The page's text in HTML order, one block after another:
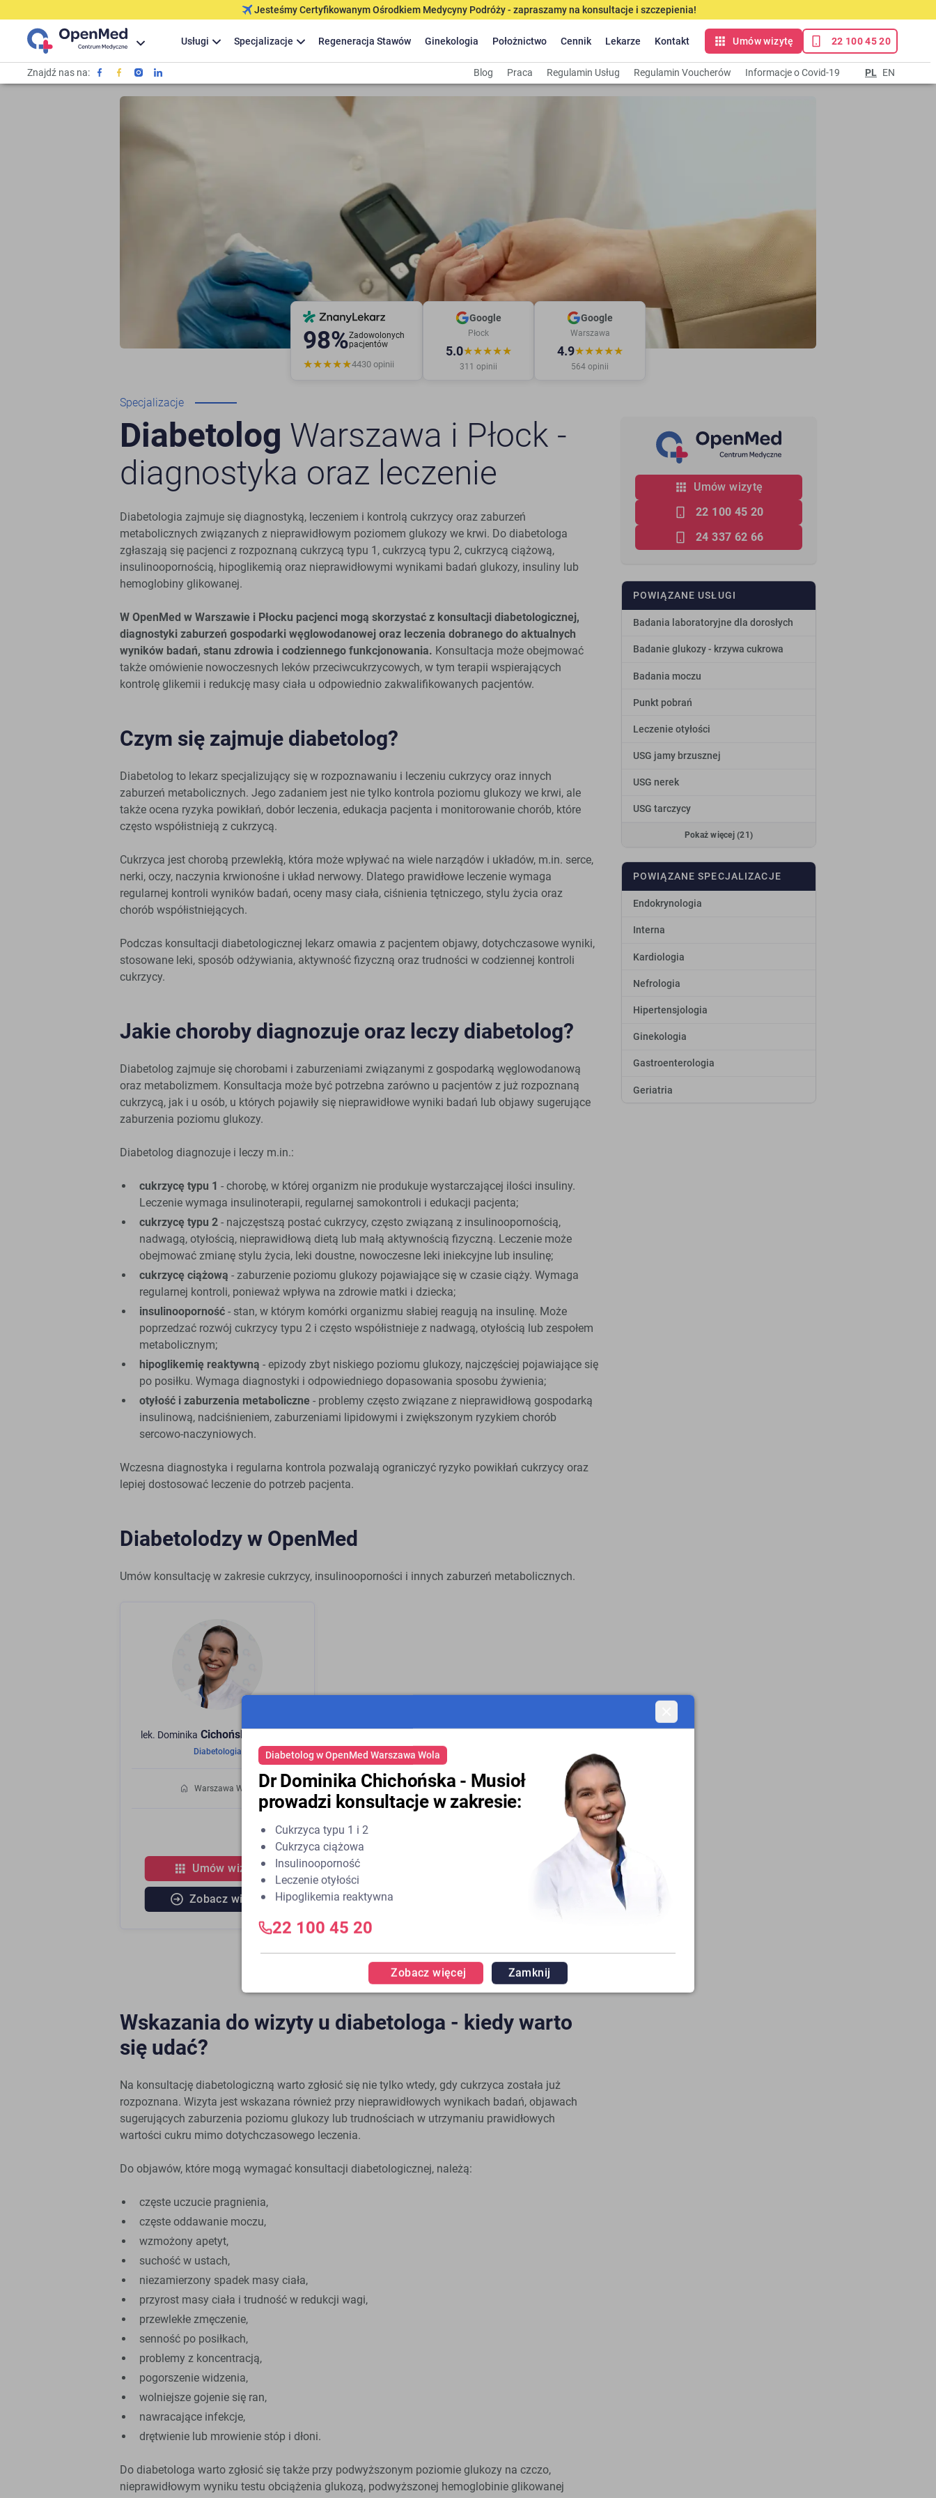
Jesteśmy Certyfikowanym Ośrodkiem Medycyny Podróży - zapraszamy na konsultacje i szczepienia!
Usługi Specjalizacje Regeneracja Stawów Ginekologia Położnictwo Cennik Lekarze Kontakt Umów wizytę 22 100 45 20
Znajdź nas na: Blog Praca Regulamin Usług Regulamin Voucherów Informacje o Covid-19 PL EN
98%Zadowolonych
pacjentów
★★★★★4430 opinii
Google
Płock
5.0★★★★★
311 opinii
Google
Warszawa
4.9★★★★★
564 opinii
Specjalizacje
Diabetolog Warszawa i Płock -
diagnostyka oraz leczenie
Diabetologia zajmuje się diagnostyką, leczeniem i kontrolą cukrzycy oraz zaburzeń
metabolicznych związanych z nieprawidłowym poziomem glukozy we krwi. Do diabetologa
zgłaszają się pacjenci z rozpoznaną cukrzycą typu 1, cukrzycą typu 2, cukrzycą ciążową,
insulinoopornością, hipoglikemią oraz nieprawidłowymi wynikami badań glukozy, insuliny lub
hemoglobiny glikowanej.
W OpenMed w Warszawie i Płocku pacjenci mogą skorzystać z konsultacji diabetologicznej,
diagnostyki zaburzeń gospodarki węglowodanowej oraz leczenia dobranego do aktualnych
wyników badań, stanu zdrowia i codziennego funkcjonowania. Konsultacja może obejmować
także omówienie nowoczesnych leków przeciwcukrzycowych, w tym terapii wspierających
kontrolę glikemii i redukcję masy ciała u odpowiednio zakwalifikowanych pacjentów.
Czym się zajmuje diabetolog?
Diabetolog to lekarz specjalizujący się w rozpoznawaniu i leczeniu cukrzycy oraz innych
zaburzeń metabolicznych. Jego zadaniem jest nie tylko kontrola poziomu glukozy we krwi, ale
także ocena ryzyka powikłań, dobór leczenia, edukacja pacjenta i monitorowanie chorób, które
często współistnieją z cukrzycą.
Cukrzyca jest chorobą przewlekłą, która może wpływać na wiele narządów i układów, m.in. serce,
nerki, oczy, naczynia krwionośne i układ nerwowy. Dlatego prawidłowe leczenie wymaga
regularnej kontroli wyników badań, oceny masy ciała, ciśnienia tętniczego, stylu życia oraz
chorób współistniejących.
Podczas konsultacji diabetologicznej lekarz omawia z pacjentem objawy, dotychczasowe wyniki,
stosowane leki, sposób odżywiania, aktywność fizyczną oraz trudności w codziennej kontroli
cukrzycy.
Jakie choroby diagnozuje oraz leczy diabetolog?
Diabetolog zajmuje się chorobami i zaburzeniami związanymi z gospodarką węglowodanową
oraz metabolizmem. Konsultacja może być potrzebna zarówno u pacjentów z już rozpoznaną
cukrzycą, jak i u osób, u których pojawiły się nieprawidłowe wyniki badań lub objawy sugerujące
zaburzenia poziomu glukozy.
Diabetolog diagnozuje i leczy m.in.:
cukrzycę typu 1 - chorobę, w której organizm nie produkuje wystarczającej ilości insuliny.
Leczenie wymaga insulinoterapii, regularnej samokontroli i edukacji pacjenta;
cukrzycę typu 2 - najczęstszą postać cukrzycy, często związaną z insulinoopornością,
nadwagą, otyłością, nieprawidłową dietą lub małą aktywnością fizyczną. Leczenie może
obejmować zmianę stylu życia, leki doustne, nowoczesne leki iniekcyjne lub insulinę;
cukrzycę ciążową - zaburzenie poziomu glukozy pojawiające się w czasie ciąży. Wymaga
regularnej kontroli, ponieważ wpływa na zdrowie matki i dziecka;
insulinooporność - stan, w którym komórki organizmu słabiej reagują na insulinę. Może
poprzedzać rozwój cukrzycy typu 2 i często współistnieje z nadwagą, otyłością lub zespołem
metabolicznym;
hipoglikemię reaktywną - epizody zbyt niskiego poziomu glukozy, najczęściej pojawiające się
po posiłku. Wymaga diagnostyki i odpowiedniego dopasowania sposobu żywienia;
otyłość i zaburzenia metaboliczne - problemy często związane z nieprawidłową gospodarką
insulinową, nadciśnieniem, zaburzeniami lipidowymi i zwiększonym ryzykiem chorób
sercowo-naczyniowych.
Wczesna diagnostyka i regularna kontrola pozwalają ograniczyć ryzyko powikłań cukrzycy oraz
lepiej dostosować leczenie do potrzeb pacjenta.
Diabetolodzy w OpenMed
Umów konsultację w zakresie cukrzycy, insulinooporności i innych zaburzeń metabolicznych.
lek. Dominika Cichońska-
Diabetologia
Warszawa Wola
Umów wizytę
Zobacz więcej
Wszyscy lekarze
Wskazania do wizyty u diabetologa - kiedy warto
się udać?
Na konsultację diabetologiczną warto zgłosić się nie tylko wtedy, gdy cukrzyca została już
rozpoznana. Wizyta jest wskazana również przy nieprawidłowych wynikach badań, objawach
sugerujących zaburzenia poziomu glukozy lub trudnościach w utrzymaniu prawidłowych
wartości cukru mimo dotychczasowego leczenia.
Do objawów, które mogą wymagać konsultacji diabetologicznej, należą:
częste uczucie pragnienia,
częste oddawanie moczu,
wzmożony apetyt,
suchość w ustach,
niezamierzony spadek masy ciała,
przyrost masy ciała i trudność w redukcji wagi,
przewlekłe zmęczenie,
senność po posiłkach,
problemy z koncentracją,
pogorszenie widzenia,
wolniejsze gojenie się ran,
nawracające infekcje,
drętwienie lub mrowienie stóp i dłoni.
Do diabetologa warto zgłosić się także przy podwyższonym poziomie glukozy na czczo,
nieprawidłowym wyniku testu obciążenia glukozą, podwyższonej hemoglobinie glikowanej
Umów wizytę
22 100 45 20
24 337 62 66
POWIĄZANE USŁUGI
Badania laboratoryjne dla dorosłych
Badanie glukozy - krzywa cukrowa
Badania moczu
Punkt pobrań
Leczenie otyłości
USG jamy brzusznej
USG nerek
USG tarczycy
Pokaż więcej (21)
POWIĄZANE SPECJALIZACJE
Endokrynologia
Interna
Kardiologia
Nefrologia
Hipertensjologia
Ginekologia
Gastroenterologia
Geriatria
Diabetolog w OpenMed Warszawa Wola
Dr Dominika Chichońska - Musioł
prowadzi konsultacje w zakresie:
Cukrzyca typu 1 i 2
Cukrzyca ciążowa
Insulinooporność
Leczenie otyłości
Hipoglikemia reaktywna
22 100 45 20
Zobacz więcej Zamknij